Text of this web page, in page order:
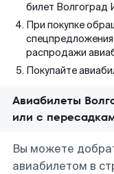
билет Волгоград
При покупке
спецпредложения
распродажи
Покупайте
Авиабилеты
или с
Вы можете
авиабилетом в